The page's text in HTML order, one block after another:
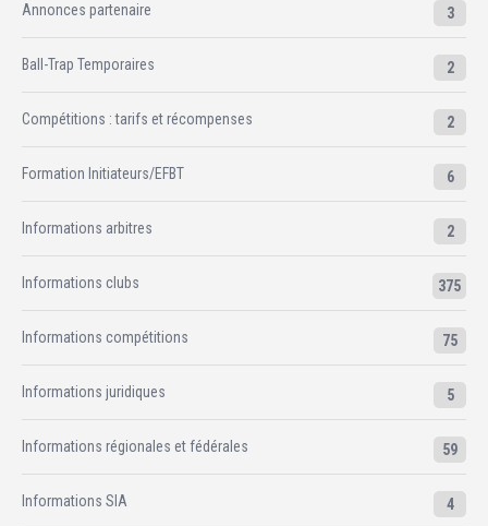
Annonces partenaire 3
Ball-Trap Temporaires 2
Compétitions : tarifs et récompenses 2
Formation Initiateurs/EFBT 6
Informations arbitres 2
Informations clubs 375
Informations compétitions 75
Informations juridiques 5
Informations régionales et fédérales 59
Informations SIA 4